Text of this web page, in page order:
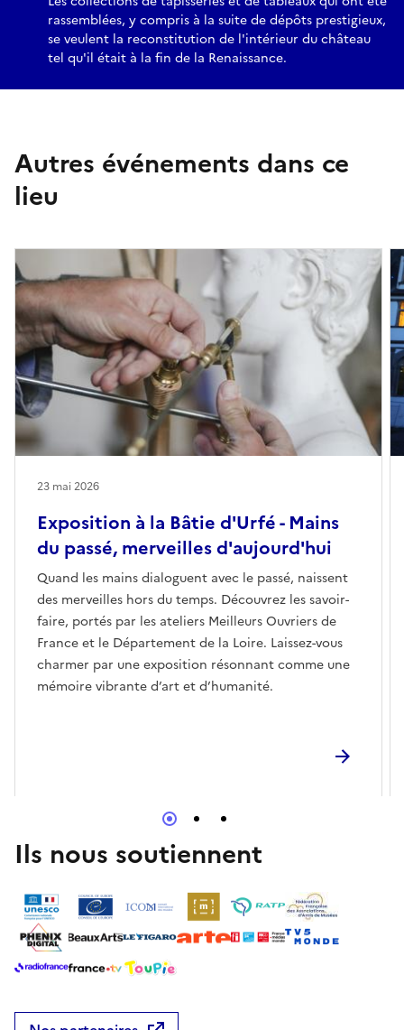
rassemblées, y compris à la suite de dépôts prestigieux,
se veulent la reconstitution de l'intérieur du château
tel qu'il était à la fin de la Renaissance.
Autres événements dans ce
lieu
Exposition à la Bâtie d'Urfé - Mains
du passé, merveilles d'aujourd'hui
Quand les mains dialoguent avec le passé, naissent
des merveilles hors du temps. Découvrez les savoir-
faire, portés par les ateliers Meilleurs Ouvriers de
France et le Département de la Loire. Laissez-vous
charmer par une exposition résonnant comme une
mémoire vibrante d’art et d’humanité.
23 mai 2026
Ils nous soutiennent